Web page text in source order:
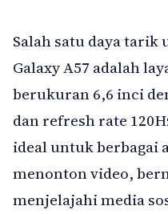
Salah satu daya tarik
Galaxy A57 adalah
berukuran 6,6 inci
dan refresh rate
ideal untuk berbagai
menonton video,
menjelajahi media